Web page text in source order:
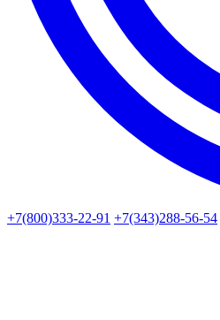
+7(800)333-22-91 +7(343)288-56-54